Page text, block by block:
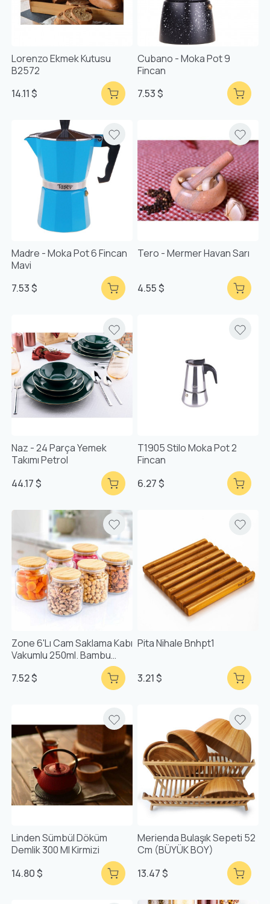
Lorenzo Ekmek Kutusu
B2572
14.11 $
Cubano - Moka Pot 9
Fincan
7.53 $
Madre - Moka Pot 6 Fincan
Mavi
7.53 $
Tero - Mermer Havan Sarı
4.55 $
Naz - 24 Parça Yemek
Takımı Petrol
44.17 $
T1905 Stilo Moka Pot 2
Fincan
6.27 $
Zone 6'lı Cam Saklama Kabı
Vakumlu 250ml. Bambu
7.52 $
Pita Nihale Bnhpt1
3.21 $
Linden Sümbül Döküm
Demlik 300 Ml Kirmizi
14.80 $
Merienda Bulaşık Sepeti 52
Cm (BÜYÜK BOY)
13.47 $